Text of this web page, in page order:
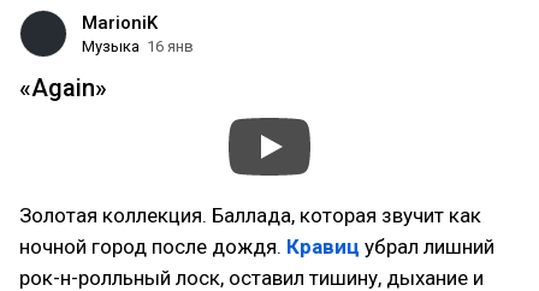
MarioniK
Музыка 16 янв
«Again»
Золотая коллекция. Баллада, которая звучит как
ночной город после дождя. Кравиц убрал лишний
рок-н-ролльный лоск, оставил тишину, дыхание и